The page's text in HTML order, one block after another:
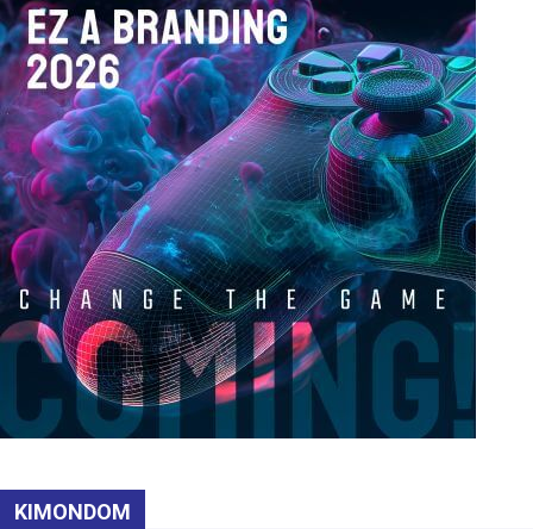
KIMONDOM